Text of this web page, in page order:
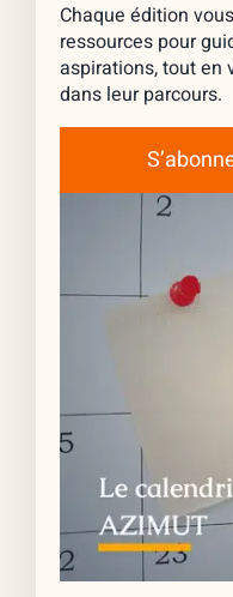
Chaque édition
ressources pour
aspirations, tout en
dans leur parcours.